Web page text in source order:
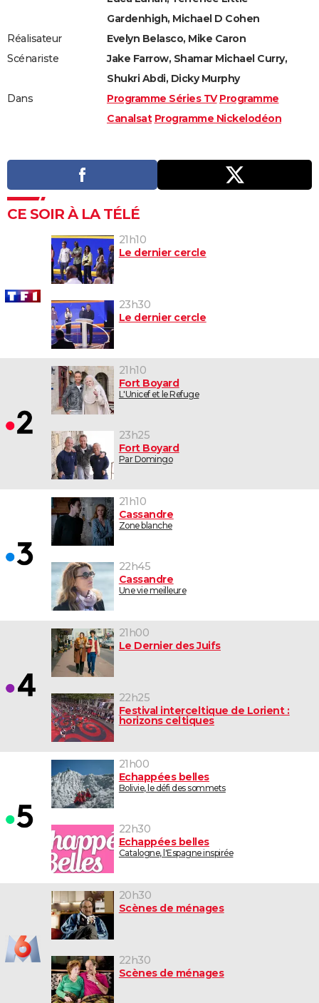
Gardenhigh, Michael D Cohen
Réalisateur
Evelyn Belasco, Mike Caron
Scénariste
Jake Farrow, Shamar Michael Curry,
Shukri Abdi, Dicky Murphy
Dans
Programme Séries TV Programme
Canalsat Programme Nickelodéon
CE SOIR À LA TÉLÉ
21h10
Le dernier cercle
23h30
Le dernier cercle
21h10
Fort Boyard
L'Unicef et le Refuge
23h25
Fort Boyard
Par Domingo
21h10
Cassandre
Zone blanche
22h45
Cassandre
Une vie meilleure
21h00
Le Dernier des Juifs
22h25
Festival interceltique de Lorient :
horizons celtiques
21h00
Echappées belles
Bolivie, le défi des sommets
22h30
Echappées belles
Catalogne, l'Espagne inspirée
20h30
Scènes de ménages
22h30
Scènes de ménages